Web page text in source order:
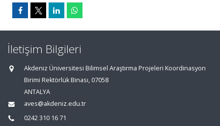
İletişim Bilgileri
Akdeniz Üniversitesi Bilimsel Araştırma Projeleri Koordinasyon
Birimi Rektörlük Binası, 07058
ANTALYA
aves@akdeniz.edu.tr
0242 310 16 71